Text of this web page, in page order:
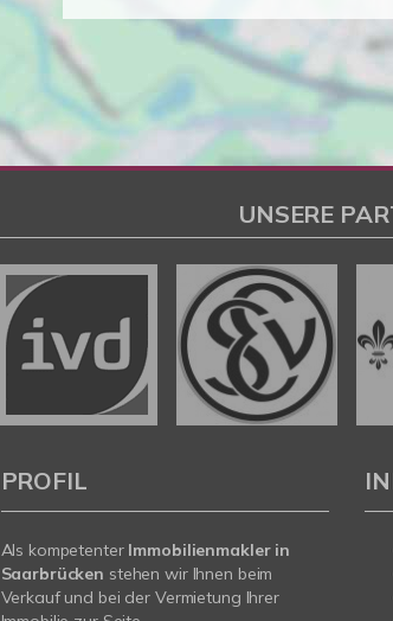
UNSERE
PROFIL
Als kompetenter Immobilienmakler in
Saarbrücken stehen wir Ihnen beim
Verkauf und bei der Vermietung Ihrer